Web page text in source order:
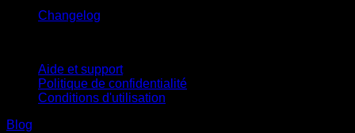
Changelog
Aide et support
Politique de confidentialité
Conditions d'utilisation
Blog